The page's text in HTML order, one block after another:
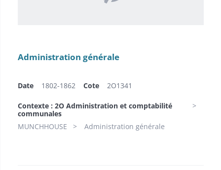
Administration générale
Date 1802-1862 Cote 2O1341
Contexte : 2O Administration et comptabilité
communales
MUNCHHOUSE
Administration générale